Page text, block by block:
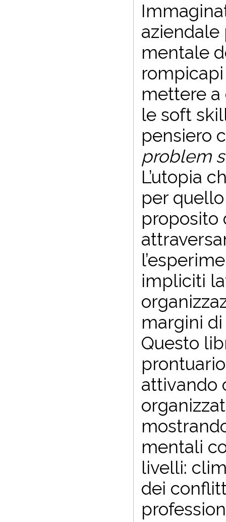
aziendale
mentale
mettere a
le soft
pensiero
problem
L’utopia
per
proposito
impliciti
margini
Questo
attivando
mentali
livelli:
dei